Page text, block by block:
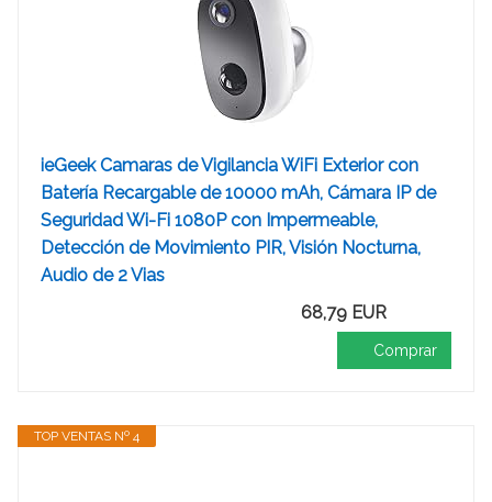
ieGeek Camaras de Vigilancia WiFi Exterior con
Batería Recargable de 10000 mAh, Cámara IP de
Seguridad Wi-Fi 1080P con Impermeable,
Detección de Movimiento PIR, Visión Nocturna,
Audio de 2 Vias
68,79 EUR
Comprar
TOP VENTAS Nº 4